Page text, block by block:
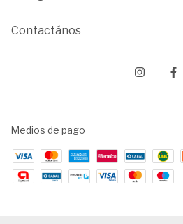
Contactános
Medios de pago